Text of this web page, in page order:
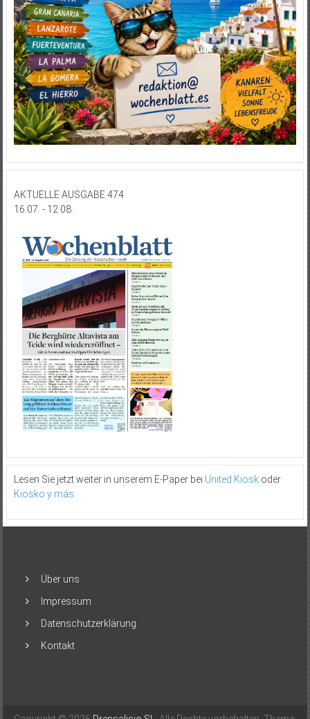
AKTUELLE AUSGABE 474
16.07. - 12.08.
Lesen Sie jetzt weiter in unserem E-Paper bei United Kioskoder
Kiosko y más.
Über uns
Impressum
Datenschutzerklärung
Kontakt